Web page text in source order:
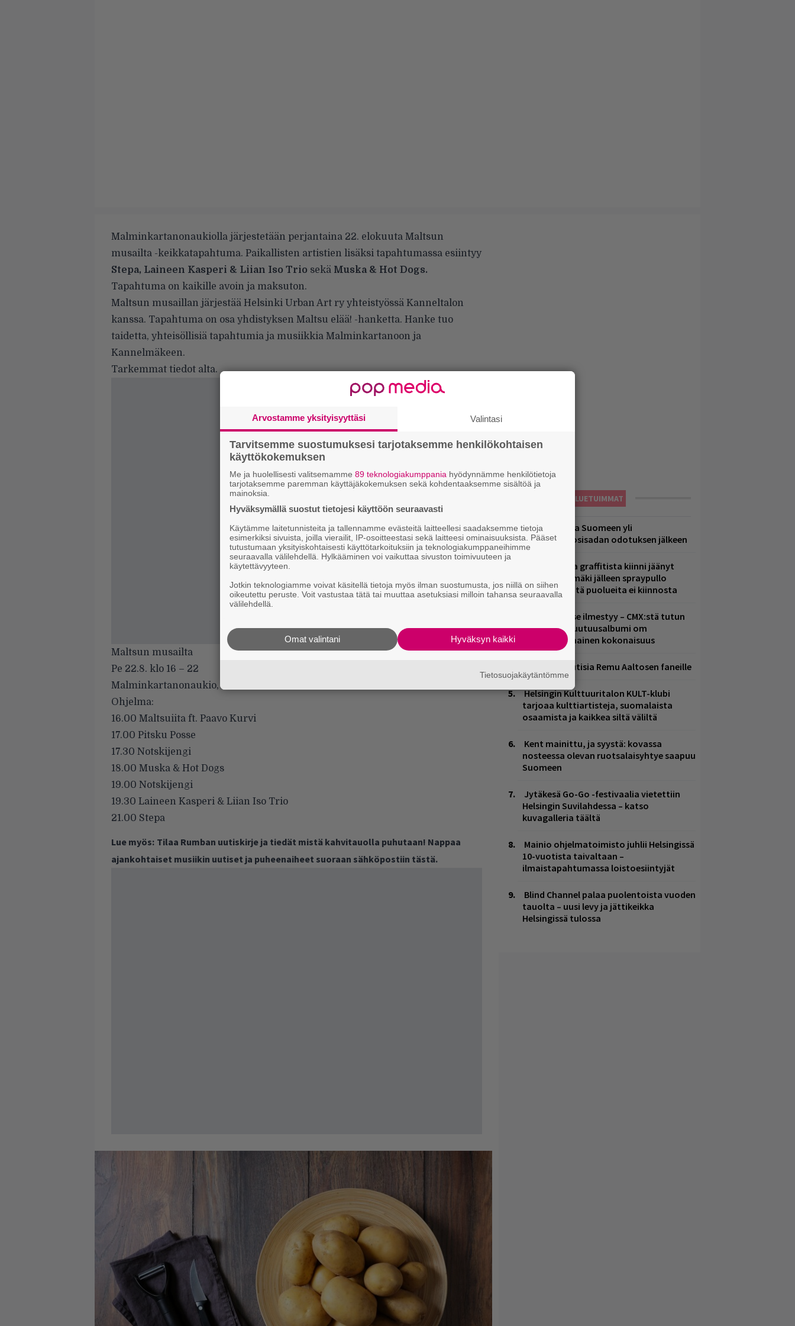
Malminkartanonaukiolla järjestetään perjantaina 22. elokuuta Maltsun
musailta -keikkatapahtuma. Paikallisten artistien lisäksi tapahtumassa esiintyy
Stepa, Laineen Kasperi & Liian Iso Trio sekä Muska & Hot Dogs.
Tapahtuma on kaikille avoin ja maksuton.
Maltsun musaillan järjestää Helsinki Urban Art ry yhteistyössä Kanneltalon
kanssa. Tapahtuma on osa yhdistyksen Maltsu elää! -hanketta. Hanke tuo
taidetta, yhteisöllisiä tapahtumia ja musiikkia Malminkartanoon ja
Kannelmäkeen.
Tarkemmat tiedot alta.
Maltsun musailta
Pe 22.8. klo 16 – 22
Malminkartanonaukio, Helsinki
Ohjelma:
16.00 Maltsuiita ft. Paavo Kurvi
17.00 Pitsku Posse
17.30 Notskijengi
18.00 Muska & Hot Dogs
19.00 Notskijengi
19.30 Laineen Kasperi & Liian Iso Trio
21.00 Stepa
Lue myös: Tilaa Rumban uutiskirje ja tiedät mistä kahvitauolla puhutaan! Nappaa
ajankohtaiset musiikin uutiset ja puheenaiheet suoraan sähköpostiin tästä.
LUETUIMMAT
Weezer palaa Suomeen yli
neljännesvuosisadan odotuksen jälkeen
Laittomasta graffitista kiinni jäänyt
Paavo Arhinmäki jälleen spraypullo
kädessä – näitä puolueita ei kiinnosta
Huomenna se ilmestyy – CMX:stä tutun
A.W. Yrjänän uutuusalbumi om
mammuttimainen kokonaisuus
Mainioita uutisia Remu Aaltosen faneille
Helsingin Kulttuuritalon KULT-klubi
tarjoaa kulttiartisteja, suomalaista
osaamista ja kaikkea siltä väliltä
Kent mainittu, ja syystä: kovassa
nosteessa olevan ruotsalaisyhtye saapuu
Suomeen
Jytäkesä Go-Go -festivaalia vietettiin
Helsingin Suvilahdessa – katso
kuvagalleria täältä
Mainio ohjelmatoimisto juhlii Helsingissä
10-vuotista taivaltaan –
ilmaistapahtumassa loistoesiintyjät
Blind Channel palaa puolentoista vuoden
tauolta – uusi levy ja jättikeikka
Helsingissä tulossa
Arvostamme yksityisyyttäsi Valintasi
Tarvitsemme suostumuksesi tarjotaksemme henkilökohtaisen
käyttökokemuksen
Me ja huolellisesti valitsemamme 89 teknologiakumppania hyödynnämme henkilötietoja
tarjotaksemme paremman käyttäjäkokemuksen sekä kohdentaaksemme sisältöä ja
mainoksia.
Hyväksymällä suostut tietojesi käyttöön seuraavasti
Käytämme laitetunnisteita ja tallennamme evästeitä laitteellesi saadaksemme tietoja
esimerkiksi sivuista, joilla vierailit, IP-osoitteestasi sekä laitteesi ominaisuuksista. Pääset
tutustumaan yksityiskohtaisesti käyttötarkoituksiin ja teknologiakumppaneihimme
seuraavalla välilehdellä. Hylkääminen voi vaikuttaa sivuston toimivuuteen ja
käytettävyyteen.
Jotkin teknologiamme voivat käsitellä tietoja myös ilman suostumusta, jos niillä on siihen
oikeutettu peruste. Voit vastustaa tätä tai muuttaa asetuksiasi milloin tahansa seuraavalla
välilehdellä.
Hyväksyn kaikki
Omat valintani
Tietosuojakäytäntömme